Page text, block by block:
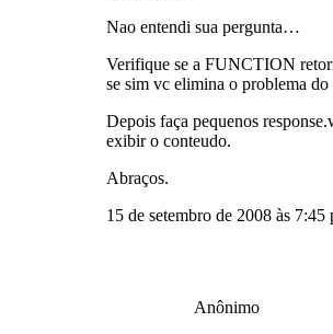
Nao entendi sua pergunta…
Verifique se a FUNCTION
se sim vc elimina o problema do
Depois faça pequenos
exibir o conteudo.
Abraços.
15 de setembro de 2008 às 7:45
Anônimo